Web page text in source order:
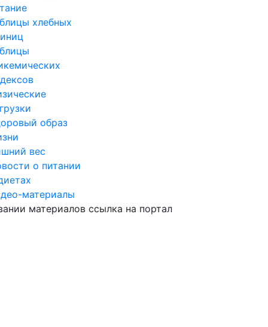
хлебных
образ
вес
о питании
материалы
материалов ссылка на портал